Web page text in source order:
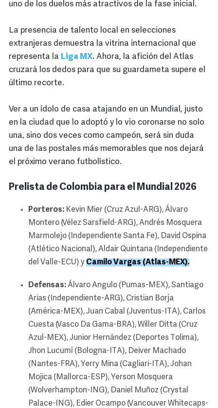
uno de los duelos más atractivos de la fase inicial.
La presencia de talento local en selecciones
extranjeras demuestra la vitrina internacional que
representa la Liga MX. Ahora, la afición del Atlas
cruzará los dedos para que su guardameta supere el
último recorte.
Ver a un ídolo de casa atajando en un Mundial, justo
en la ciudad que lo adoptó y lo vio coronarse no solo
una, sino dos veces como campeón, será sin duda
una de las postales más memorables que nos dejará
el próximo verano futbolístico.
Prelista de Colombia para el Mundial 2026
Porteros: Kevin Mier (Cruz Azul-ARG), Álvaro
Montero (Vélez Sarsfield-ARG), Andrés Mosquera
Marmolejo (Independiente Santa Fe), David Ospina
(Atlético Nacional), Aldair Quintana (Independiente
del Valle-ECU) y Camilo Vargas (Atlas-MEX).
Defensas:Álvaro Angulo (Pumas-MEX), Santiago
Arias (Independiente-ARG), Cristian Borja
(América-MEX), Juan Cabal (Juventus-ITA), Carlos
Cuesta (Vasco Da Gama-BRA), Willer Ditta (Cruz
Azul-MEX), Junior Hernández (Deportes Tolima),
Jhon Lucumí (Bologna-ITA), Deiver Machado
(Nantes-FRA), Yerry Mina (Cagliari-ITA), Johan
Mojica (Mallorca-ESP), Yerson Mosquera
(Wolverhampton-ING), Daniel Muñoz (Crystal
Palace-ING), Edier Ocampo (Vancouver Whitecaps-